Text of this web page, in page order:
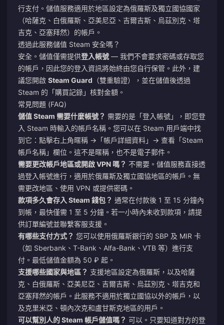
行支付。儲值服務適用於地區設定為俄羅斯及獨立國協國家
（哈薩克、白俄羅斯、亞美尼亞、吉爾吉斯、烏茲別克、塔
吉克、亞塞拜然）的帳戶。
透過此服務儲值 Steam 安全嗎？
安全。儲值僅需提供登入帳號 — 我們不會要求密碼或存取您
的帳戶，因此您的登入資訊將始終由您自行保管。此外，建
議您開啟 Steam Guard （雙重驗證），並在儲值後透過
Steam 的「購買記錄」核對金額。
常見問題 (FAQ)
儲值 Steam 需要什麼帳號？ 需要的是「登入帳號」，即您登
入 Steam 時輸入的帳戶名稱。您可以在 Steam 用戶端中找
到它：點擊右上角暱稱 →「帳戶詳細資料」→ 查看「Steam
帳戶名稱」欄位。這不是暱稱，也不是電子郵件。
需要更改帳戶地區或開啟 VPN 嗎？ 不需要。儲值服務直接透
過登入帳號進行，適用於俄羅斯及獨立國協地區的帳戶。無
需更改地區、使用 VPN 或提供密碼。
款項多久會存入 Steam 錢包？ 通常在付款後 1 至 15 分鐘內
到帳，最快僅需 1 至 5 分鐘。若一小時內未收到款項，請提
供訂單編號並聯繫客服支援。
有哪些支付方式？ 您可以使用俄羅斯銀行的 SBP 及 MIR 卡
（如 Sberbank、T-Bank、Alfa-Bank、VTB 等）進行支
付。最低儲值金額為 50 ₽ 起。
支援哪些國家與地區？ 支援地區設定為俄羅斯，以及哈薩
克、白俄羅斯、亞美尼亞、吉爾吉斯、烏茲別克、塔吉克和
亞塞拜然的帳戶。此服務不適用於獨立國協以外的帳戶，以
及克里米亞、頓內次克和盧甘斯克地區的用戶。
可以幫別人的 Steam 帳戶儲值嗎？ 可以。只要知道對方的登